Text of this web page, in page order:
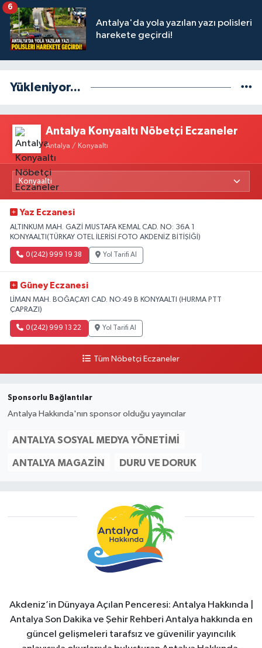
Antalya'da yola yazılan yazı polisleri
harekete geçirdi!
6
Yükleniyor...
Antalya Konyaaltı Nöbetçi Eczaneler
Antalya / Konyaaltı
Yaz Eczanesi
ALTINKUM MAH. GAZİ MUSTAFA KEMAL CAD. NO: 36A 1
KONYAALTI(TÜRKAY OTEL İLERİSİ.FOTO AKDENİZ BİTİŞİĞİ)
0 (242) 999 19 38 Yol Tarifi Al
Güney Eczanesi
LİMAN MAH. BOĞAÇAYI CAD. NO:49 B KONYAALTI (HURMA PTT
ÇAPRAZI)
0 (242) 999 13 22 Yol Tarifi Al
Tüm Nöbetçi Eczaneler
Sponsorlu Bağlantılar
Antalya Hakkında'nın sponsor olduğu yayıncılar
ANTALYA SOSYAL MEDYA YÖNETIMI
ANTALYA MAGAZIN DURU VE DORUK
Akdeniz’in Dünyaya Açılan Penceresi: Antalya Hakkında |
Antalya Son Dakika ve Şehir Rehberi Antalya hakkında en
güncel gelişmeleri tarafsız ve güvenilir yayıncılık